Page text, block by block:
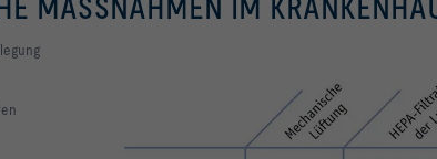
MASSNAHMEN IM